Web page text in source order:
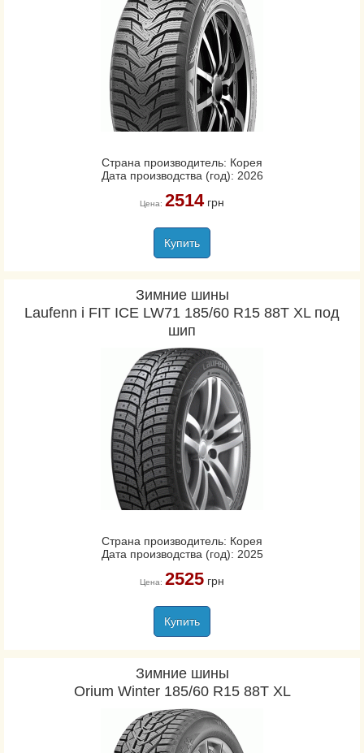
Страна производитель: Корея
Дата производства (год): 2026
Цена: 2514грн
Купить
Зимние шины
Laufenn i FIT ICE LW71 185/60 R15 88T XL под
шип
Страна производитель: Корея
Дата производства (год): 2025
Цена: 2525грн
Купить
Зимние шины
Orium Winter 185/60 R15 88T XL